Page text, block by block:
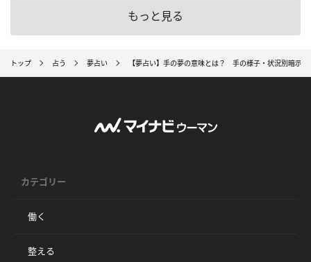
もっと見る
トップ 占う 夢占い 【夢占い】手の夢の意味とは？ 手の様子・状況別暗示
カテゴリー
働く
整える